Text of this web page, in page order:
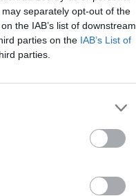
separately opt-out of the
the IAB’s list of downstream
parties on the IAB’s List of
parties.